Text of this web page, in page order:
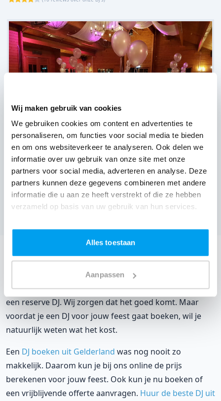
Wij maken gebruik van cookies
We gebruiken cookies om content en advertenties te
personaliseren, om functies voor social media te bieden
en om ons websiteverkeer te analyseren. Ook delen we
informatie over uw gebruik van onze site met onze
partners voor social media, adverteren en analyse. Deze
partners kunnen deze gegevens combineren met andere
informatie die u aan ze heeft verstrekt of die ze hebben
verzameld op basis van uw gebruik van hun services.
Alles toestaan
Aanpassen
Fletcher Hotel-Restaurant De Wipselberg-Veluwe,Beekbergen
(9 reviews over onze DJ's )
DJ huren voor jouw feest in Cafe Back in Town?
zonder zorgen in Cafe Back in Town: dat is
onze garantie. Van de afstemming met de locatie tot
een reserve DJ. Wij zorgen dat het goed komt. Maar
voordat je een DJ voor jouw feest gaat boeken, wil je
natuurlijk weten wat het kost.
Een DJ boeken uit Gelderland was nog nooit zo
makkelijk. Daarom kun je bij ons online de prijs
berekenen voor jouw feest. Ook kun je nu boeken of
een vrijblijvende offerte aanvragen. Huur de beste DJ uit